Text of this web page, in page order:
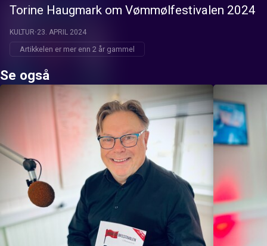
Torine Haugmark om Vømmølfestivalen 2024
KULTUR 23. APRIL 2024
Artikkelen er mer enn 2 år gammel
Se også